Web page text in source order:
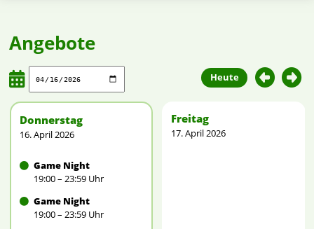
Angebote
Heute
Donnerstag
16. April 2026
Game Night
19:00 – 23:59 Uhr
Game Night
19:00 – 23:59 Uhr
Freitag
17. April 2026